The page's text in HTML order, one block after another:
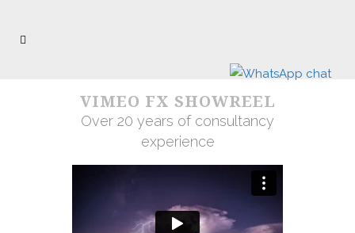
VIMEO FX SHOWREEL
Over 20 years of consultancy
experience